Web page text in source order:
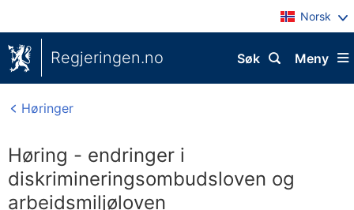
Norsk
Regjeringen.no Meny
Søk
Høringer
Høring - endringer i
diskrimineringsombudsloven og
arbeidsmiljøloven